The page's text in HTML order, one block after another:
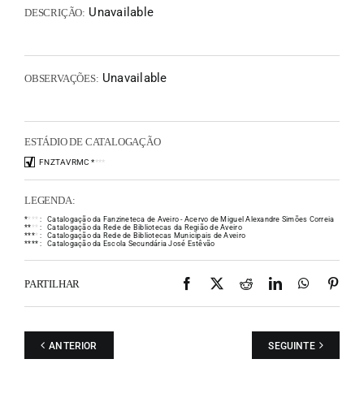
DESCRIÇÃO: Unavailable
OBSERVAÇÕES: Unavailable
ESTÁDIO DE CATALOGAÇÃO
FNZTAVRMC ****
LEGENDA:
** * * :
Catalogação da Fanzineteca de Aveiro - Acervo de Miguel Alexandre Simões Correia
** * * :
Catalogação da Rede de Bibliotecas da Região de Aveiro
**** :
Catalogação da Rede de Bibliotecas Municipais de Aveiro
**** : Catalogação da Escola Secundária José Estêvão
PARTILHAR Facebook
X RedditLinkedIn
ANTERIOR SEGUINTE